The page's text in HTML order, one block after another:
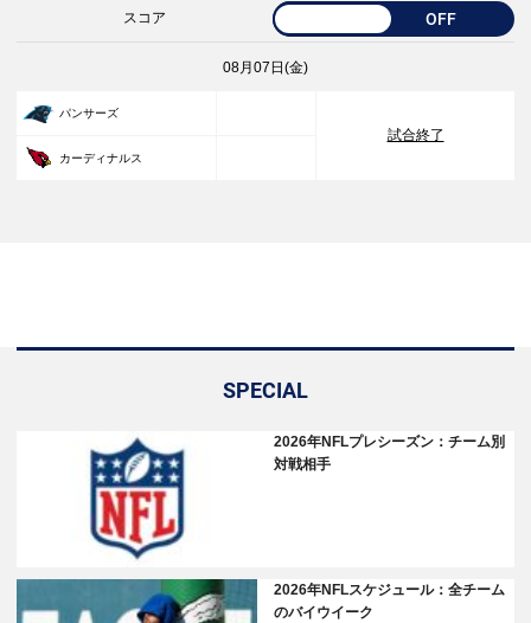
スコア OFF
08月07日(金)
パンサーズ
試合終了
カーディナルス
SPECIAL
2026年NFLプレシーズン：チーム別
対戦相手
2026年NFLスケジュール：全チーム
のバイウイーク